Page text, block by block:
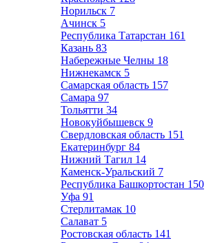
Норильск 7
Ачинск 5
Республика Татарстан 161
Казань 83
Набережные Челны 18
Нижнекамск 5
Самарская область 157
Самара 97
Тольятти 34
Новокуйбышевск 9
Свердловская область 151
Екатеринбург 84
Нижний Тагил 14
Каменск-Уральский 7
Республика Башкортостан 150
Уфа 91
Стерлитамак 10
Салават 5
Ростовская область 141